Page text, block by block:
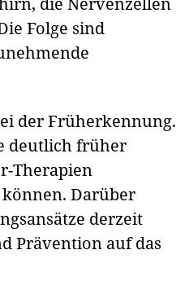
Folge sind
der Früherkennung.
deutlich früher
Therapien
Darüber
derzeit
Prävention auf das